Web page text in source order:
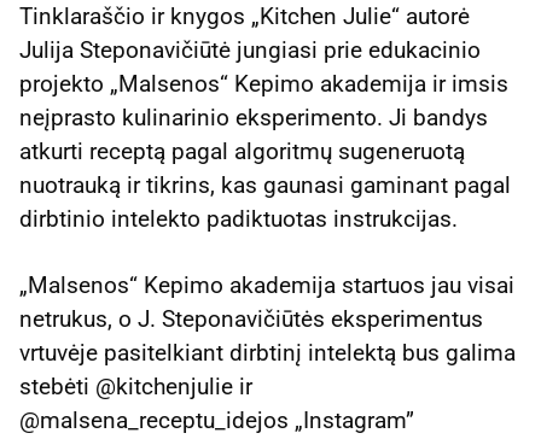
Tinklaraščio ir knygos „Kitchen Julie“ autorė
Julija Steponavičiūtė jungiasi prie edukacinio
projekto „Malsenos“ Kepimo akademija ir imsis
neįprasto kulinarinio eksperimento. Ji bandys
atkurti receptą pagal algoritmų sugeneruotą
nuotrauką ir tikrins, kas gaunasi gaminant pagal
dirbtinio intelekto padiktuotas instrukcijas.
„Malsenos“ Kepimo akademija startuos jau visai
netrukus, o J. Steponavičiūtės eksperimentus
vrtuvėje pasitelkiant dirbtinį intelektą bus galima
stebėti @kitchenjulie ir
@malsena_receptu_idejos „Instagram”